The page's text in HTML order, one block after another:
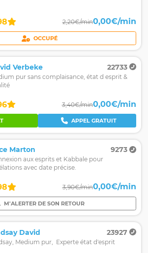
2,20€/min0,00€/min
OCCUPÉ
Verbeke 22733
pur sans complaisance, état d esprit &
3,40€/min0,00€/min
APPEL GRATUIT
Marton 9273
aux esprits et Kabbale pour
avec date précise.
3,90€/min0,00€/min
M'ALERTER DE SON RETOUR
David 23927
Medium pur, Experte état d'esprit